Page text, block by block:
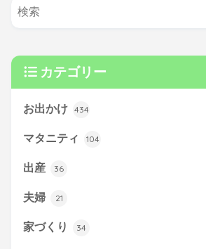
カテゴリー
お出かけ 434
マタニティ 104
出産 36
夫婦 21
家づくり 34